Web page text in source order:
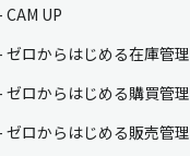
CAM UP
ゼロからはじめる在庫管理
ゼロからはじめる購買管理
ゼロからはじめる販売管理